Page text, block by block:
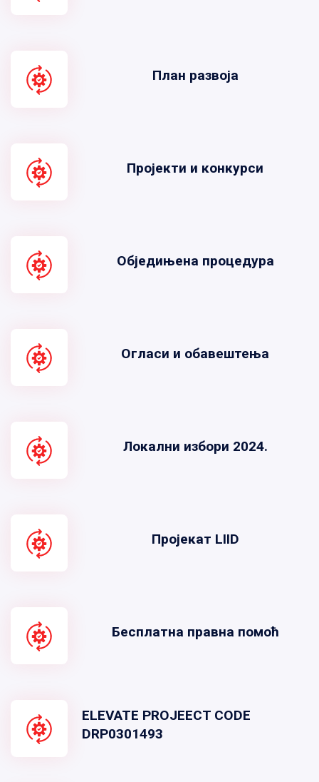
План развоја
Пројекти и конкурси
Обједињена процедура
Огласи и обавештења
Локални избори 2024.
Пројекат LIID
Бесплатна правна помоћ
ELEVATE PROJEECT CODE
DRP0301493